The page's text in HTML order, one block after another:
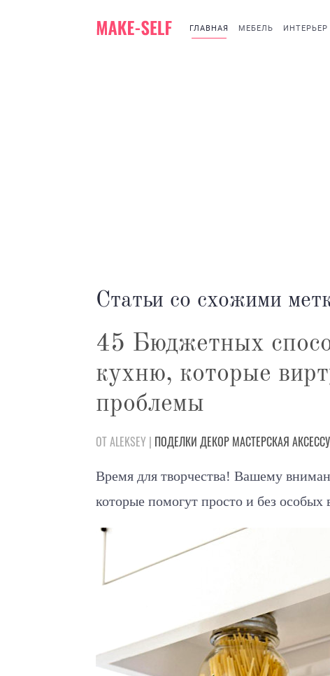
ГЛАВНАЯ МЕБЕЛЬ ИНТЕРЬЕР
Статьи со схожими
45 Бюджетных
кухню, которые
проблемы
ОТ ALEKSEY | ПОДЕЛКИ ДЕКОР МАСТЕРСКАЯ
Время для творчества! Вашему
которые помогут просто и без